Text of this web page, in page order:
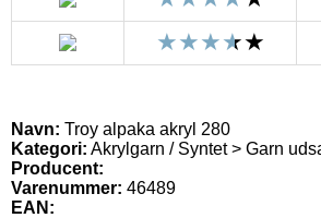
Navn: Troy alpaka akryl 280
Kategori: Akrylgarn / Syntet > Garn
Producent:
Varenummer: 46489
EAN: